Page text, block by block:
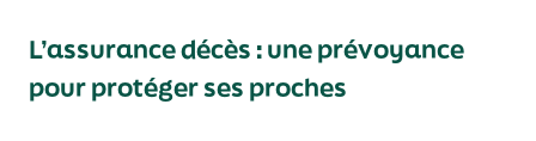
L’assurance décès :une prévoyance
pour protéger ses proches